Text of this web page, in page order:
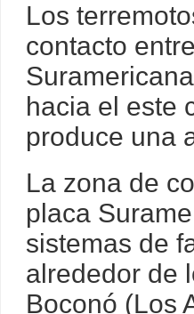
Los
contacto
hacia el este
produce una
La zona de
placa
sistemas de
alrededor de
Boconó (Los